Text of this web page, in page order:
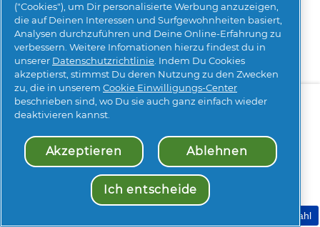
58 89 198 (Montag – Freitag, 9.00 - 17.00 Uhr)
https://de.pg.com/kontaktieren-sie-uns/
Meine Cookie Auswahl
Über uns Kontakt pg.com besuchen
("Cookies"), um Dir personalisierte Werbung anzuzeigen,
die auf Deinen Interessen und Surfgewohnheiten basiert,
Analysen durchzuführen und Deine Online-Erfahrung zu
verbessern. Weitere Infomationen hierzu findest du in
unserer Datenschutzrichtlinie. Indem Du Cookies
akzeptierst, stimmst Du deren Nutzung zu den Zwecken
zu, die in unserem Cookie Einwilligungs-Center
beschrieben sind, wo Du sie auch ganz einfach wieder
deaktivieren kannst.
Akzeptieren Ablehnen
Ich entscheide